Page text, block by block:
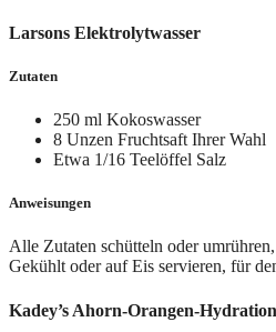
Larsons Elektrolytwasser
Zutaten
250 ml Kokoswasser
8 Unzen Fruchtsaft Ihrer Wahl
Etwa 1/16 Teelöffel Salz
Anweisungen
Alle Zutaten schütteln oder
Gekühlt oder auf Eis servieren, für
Kadey’s Ahorn-Orangen-